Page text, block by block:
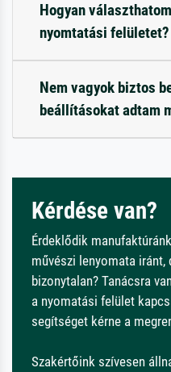
Hogyan
nyomtatási felületet?
Nem vagyok biztos
beállításokat adtam
Kérdése van?
Érdeklődik
művészi lenyomata iránt,
bizonytalan? Tanácsra
a nyomatási felület
segítséget kérne a
Szakértőink szívesen